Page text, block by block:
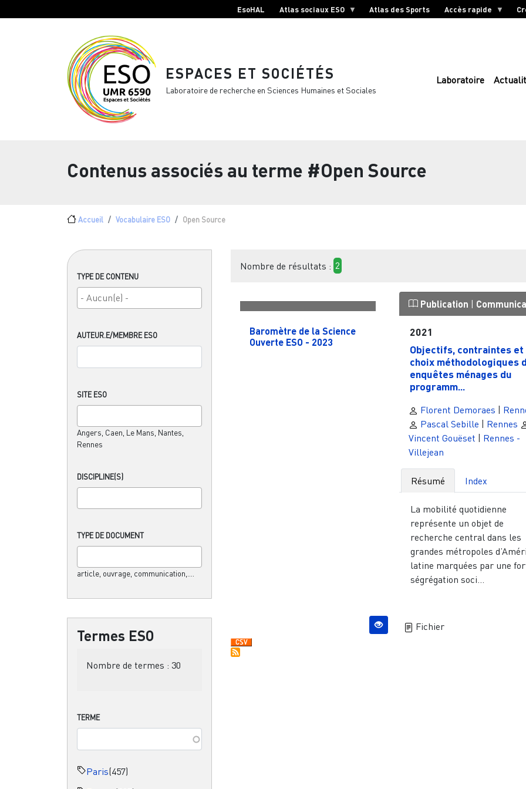
EsoHAL Atlas sociaux ESO Atlas des Sports Accès rapide
ESPACES ET SOCIÉTÉS
Laboratoire de recherche en Sciences Humaines et Sociales
Laboratoire
Contenus associés au terme #Open Source
Fil d'Ariane
Accueil Vocabulaire ESO Open Source
TYPE DE CONTENU
AUTEUR.E/MEMBRE ESO
SITE ESO
Angers, Caen, Le Mans, Nantes,
Rennes
DISCIPLINE(S)
TYPE DE DOCUMENT
article, ouvrage, communication,....
Termes ESO
Nombre de termes : 30
TERME
Paris(457)
Nombre de résultats : 2
Baromètre de la Science
Ouverte ESO - 2023
Publication |
2021
Objectifs, contraintes et
choix méthodologiques
enquêtes ménages du
programm...
Florent Demoraes |
Pascal Sebille | Rennes
Vincent Gouëset | Rennes -
Villejean
Résumé Index
La mobilité quotidienne
représente un objet de
recherche central dans les
grandes métropoles
latine marquées par une
ségrégation soci...
Fichier